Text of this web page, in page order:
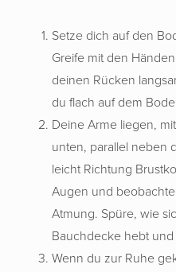
Setze dich auf den
Greife mit den
deinen Rücken
du flach auf dem
Deine Arme liegen,
unten, parallel neben
leicht Richtung
Augen und
Atmung. Spüre, wie
Bauchdecke hebt
Wenn du zur Ruhe